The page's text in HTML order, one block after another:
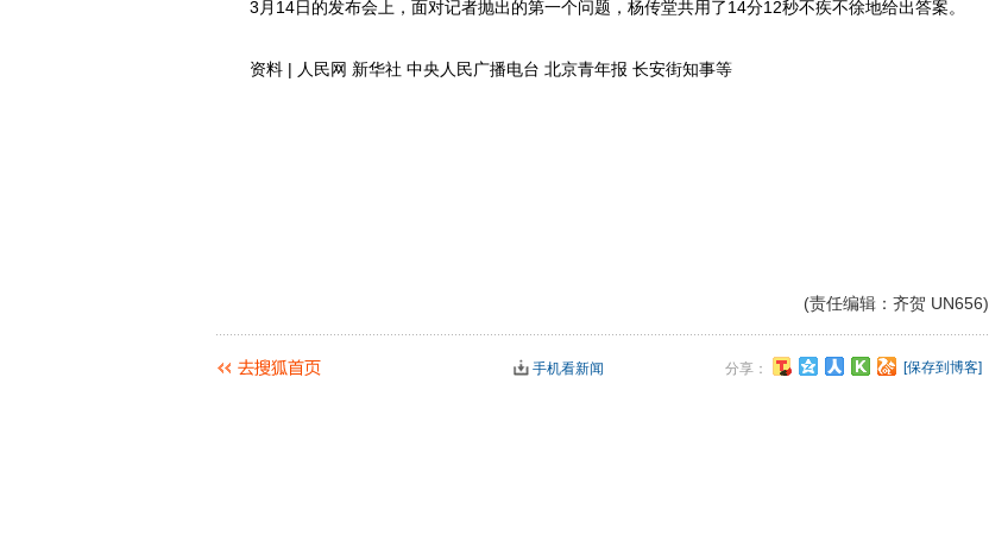
3月14日的发布会上，面对记者抛出的第一个问题，杨传堂共用了14分12秒不疾不徐地给出答案。
资料 | 人民网 新华社 中央人民广播电台 北京青年报 长安街知事等
(责任编辑：齐贺 UN656)
分享： [保存到博客]
手机看新闻